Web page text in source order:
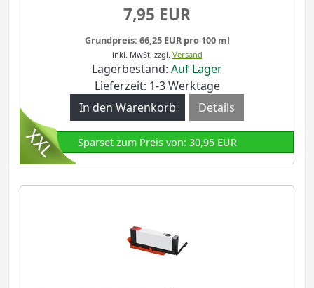
7,95 EUR
Grundpreis: 66,25 EUR pro 100 ml
inkl. MwSt. zzgl. Versand
Lagerbestand: Auf Lager
Lieferzeit: 1-3 Werktage
Details
Sparset zum Preis von: 30,95 EUR